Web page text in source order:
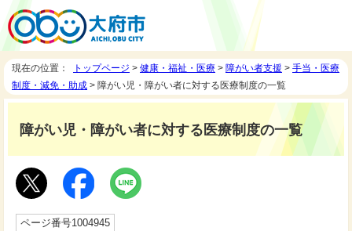
現在の位置： トップページ > 健康・福祉・医療 > 障がい者支援 > 手当・医療
制度・減免・助成 > 障がい児・障がい者に対する医療制度の一覧
障がい児・障がい者に対する医療制度の一覧
ページ番号1004945